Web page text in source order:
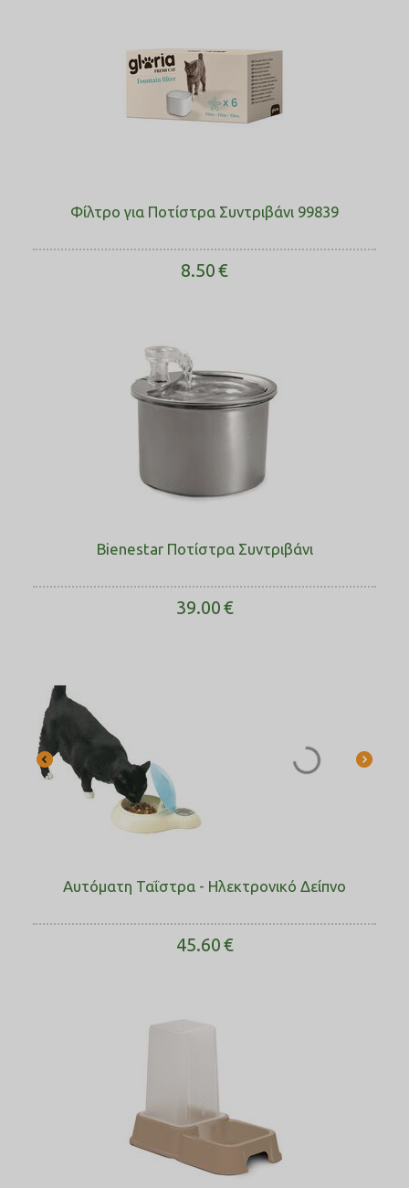
Φίλτρο για Ποτίστρα Συντριβάνι 99839
8.50€
Bienestar Ποτίστρα Συντριβάνι
39.00€
Αυτόματη Ταΐστρα - Ηλεκτρονικό Δείπνο
45.60€